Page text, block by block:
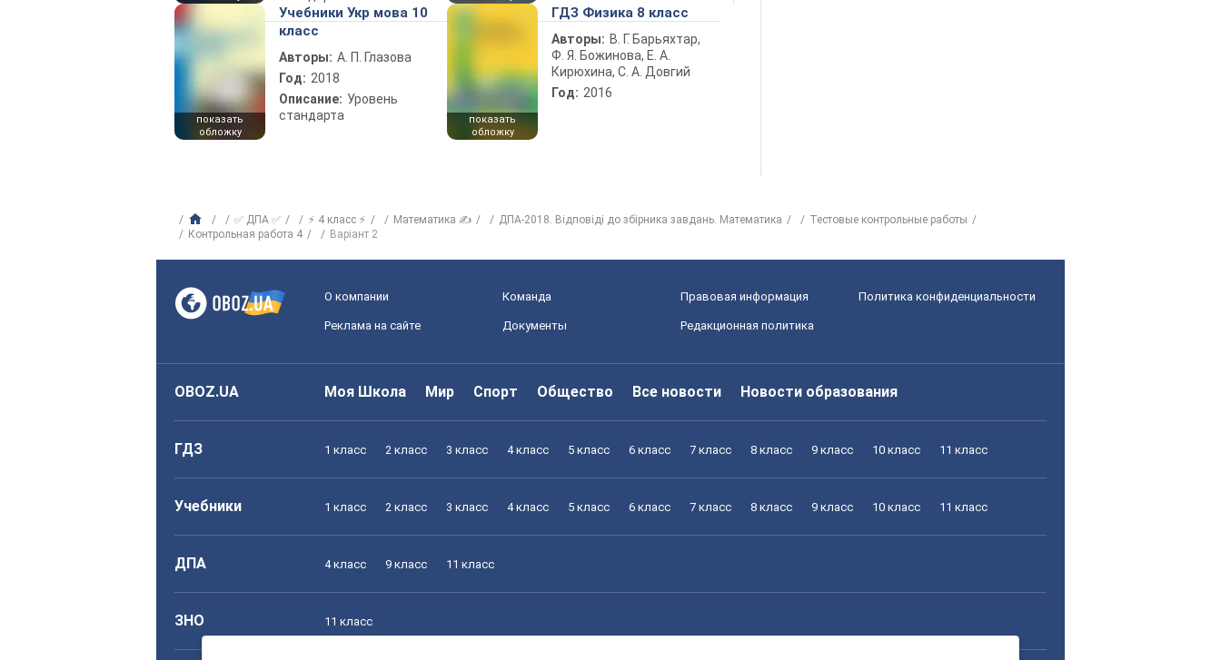
показать
обложку
Учебники Укр мова 10
класс
Авторы: А. П. Глазова
Год: 2018
Описание: Уровень
стандарта
показать
обложку
ГДЗ Физика 8 класс
Авторы: В. Г. Барьяхтар,
Ф. Я. Божинова, Е. А.
Кирюхина, С. А. Довгий
Год: 2016
✅ ДПА ✅ ⚡ 4 класс ⚡ Математика ✍ ДПА-2018. Відповіді до збірника завдань. Математика
Тестовые контрольные работы
Контрольная работа 4
Варіант 2
О компании Команда Правовая информация Политика конфиденциальности
Реклама на сайте Документы Редакционная политика
OBOZ.UA Моя Школа Мир Спорт Общество Все новости Новости образования
ГДЗ 1 класс 2 класс 3 класс 4 класс 5 класс 6 класс 7 класс 8 класс 9 класс 10 класс 11 класс
Учебники 1 класс 2 класс 3 класс 4 класс 5 класс 6 класс 7 класс 8 класс 9 класс 10 класс 11 класс
ДПА 4 класс 9 класс 11 класс
ЗНО 11 класс